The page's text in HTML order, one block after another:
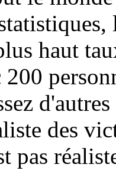
haut
des
pas